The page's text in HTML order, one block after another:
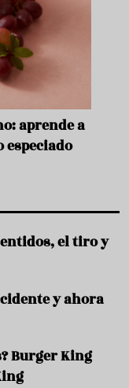
aprende a
el tiro y
y ahora
Burger King